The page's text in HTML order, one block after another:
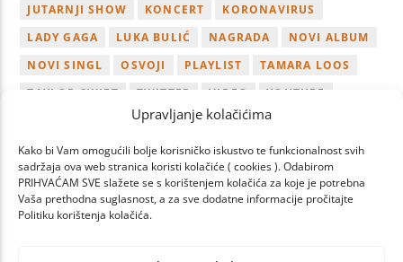
Upravljanje kolačićima
Kako bi Vam omogućili bolje korisničko iskustvo te funkcionalnost svih
sadržaja ova web stranica koristi kolačiće ( cookies ). Odabirom
PRIHVAĆAM SVE slažete se s korištenjem kolačića za koje je potrebna
Vaša prethodna suglasnost, a za sve dodatne informacije pročitajte
Politiku korištenja kolačića.
JUTARNJI SHOW
KONCERT
KORONAVIRUS
LADY GAGA
LUKA BULIĆ NAGRADA
NOVI ALBUM
NOVI SINGL
OSVOJI PLAYLIST
TAMARA LOOS
TAYLOR SWIFT
TWITTER VIDEO
YOUTUBE